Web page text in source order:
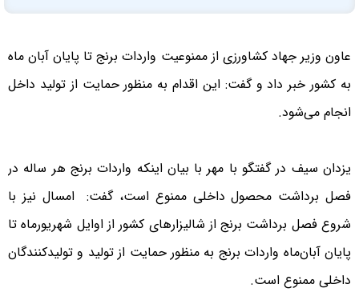
عاون وزیر جهاد کشاورزی از ممنوعیت واردات برنج تا پایان آبان ماه
به کشور خبر داد و گفت: این اقدام به منظور حمایت از تولید داخل
انجام می‌شود.
یزدان سیف در گفتگو با مهر با بیان اینکه واردات برنج هر ساله در
فصل برداشت محصول داخلی ممنوع است، گفت: امسال نیز با
شروع فصل برداشت برنج از شالیزارهای کشور از اوایل شهریورماه تا
پایان آبان‌ماه واردات برنج به منظور حمایت از تولید و تولیدکنندگان
داخلی ممنوع است.